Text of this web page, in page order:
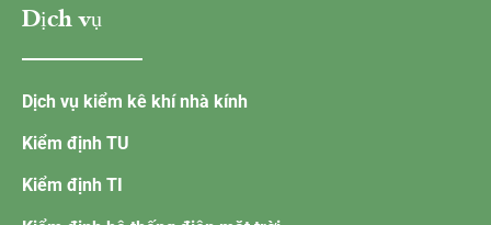
Dịch vụ
Dịch vụ kiểm kê khí nhà kính
Kiểm định TU
Kiểm định TI